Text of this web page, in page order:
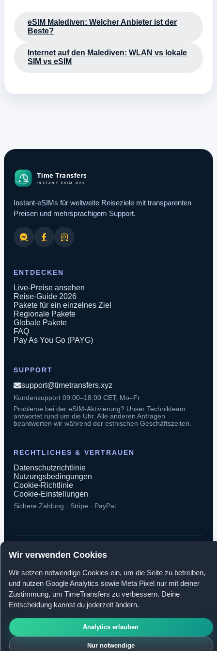
Wir verwenden Cookies
Wir setzen notwendige Cookies ein, um die Seite zu betreiben,
und nutzen Google Analytics sowie Meta Pixel nur mit deiner
Zustimmung, um TimeTransfers zu verbessern. Deine
Entscheidung kannst du jederzeit ändern.
Analytics erlauben
Nur notwendige
eSIM Malediven: Welcher Anbieter ist der
Beste?
Internet auf den Malediven: WLAN vs lokale
SIM vs eSIM
Instant-eSIMs für weltweite Reiseziele mit transparenten
Preisen und mehrsprachigem Support.
ENTDECKEN
Live-Preise ansehen
Reise-Guide 2026
Pakete für ein einzelnes Ziel
Regionale Pakete
Globale Pakete
FAQ
Pay As You Go (PAYG)
SUPPORT
support@timetransfers.xyz
Kundensupport 09:00–18:00 CET, Mo–Fr
Probleme bei der eSIM-Aktivierung? Unser Technikteam
antwortet rund um die Uhr. Alle anderen Anfragen
beantworten wir während der estnischen Geschäftszeiten.
RECHTLICHES & VERTRAUEN
Datenschutzrichtlinie
Nutzungsbedingungen
Cookie-Richtlinie
Cookie-Einstellungen
Sichere Zahlung · Stripe · PayPal
© 2026 TimeTransfers. Alle Rechte vorbehalten.
TimeTransfers OÜ · Erika tn 14-208, 10416 Tallinn, Estland